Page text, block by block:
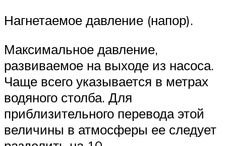
Нагнетаемое давление (напор).
Максимальное давление,
развиваемое на выходе из насоса.
Чаще всего указывается в метрах
водяного столба. Для
приблизительного перевода этой
величины в атмосферы ее следует